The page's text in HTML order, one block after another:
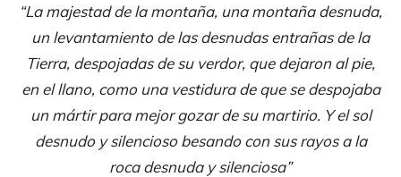
“La majestad de la montaña, una montaña desnuda,
un levantamiento de las desnudas entrañas de la
Tierra, despojadas de su verdor, que dejaron al pie,
en el llano, como una vestidura de que se despojaba
un mártir para mejor gozar de su martirio. Y el sol
desnudo y silencioso besando con sus rayos a la
roca desnuda y silenciosa”